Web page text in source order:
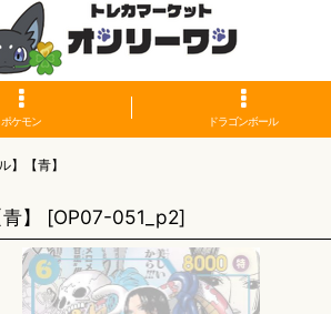
ポケモン ドラゴンボール
】【青】
】 [OP07-051_p2]